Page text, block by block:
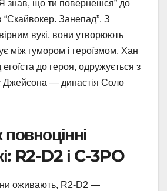
знав, що ти повернешся” до
Занепад”. З
вукі, вони утворюють
між гумором і героїзмом. Хан
до героя, одружується з
— династія Соло
R2-D2 і C-3PO
оживають, R2-D2 —